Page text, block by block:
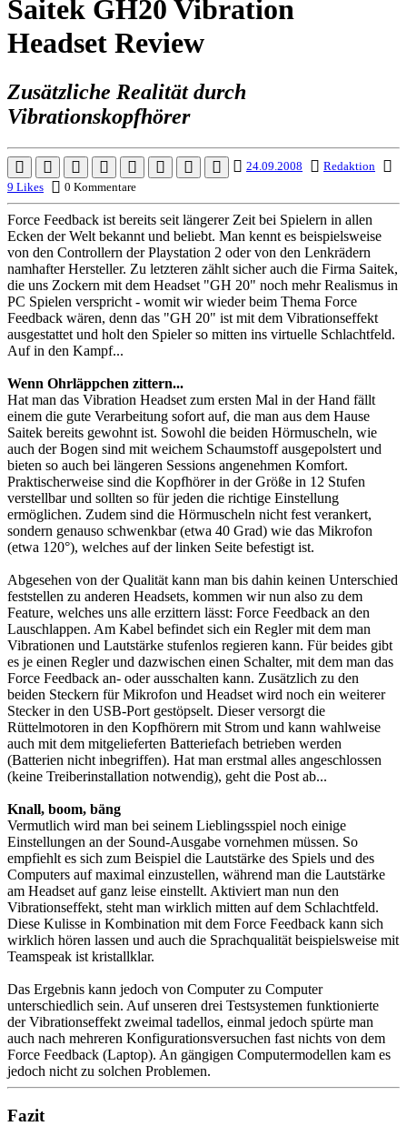
Saitek GH20 Vibration
Headset Review
Zusätzliche Realität durch
Vibrationskopfhörer
24.09.2008
Redaktion
9 Likes
0 Kommentare
Force Feedback ist bereits seit längerer Zeit bei Spielern in allen
Ecken der Welt bekannt und beliebt. Man kennt es beispielsweise
von den Controllern der Playstation 2 oder von den Lenkrädern
namhafter Hersteller. Zu letzteren zählt sicher auch die Firma Saitek,
die uns Zockern mit dem Headset "GH 20" noch mehr Realismus in
PC Spielen verspricht - womit wir wieder beim Thema Force
Feedback wären, denn das "GH 20" ist mit dem Vibrationseffekt
ausgestattet und holt den Spieler so mitten ins virtuelle Schlachtfeld.
Auf in den Kampf...
Wenn Ohrläppchen zittern...
Hat man das Vibration Headset zum ersten Mal in der Hand fällt
einem die gute Verarbeitung sofort auf, die man aus dem Hause
Saitek bereits gewohnt ist. Sowohl die beiden Hörmuscheln, wie
auch der Bogen sind mit weichem Schaumstoff ausgepolstert und
bieten so auch bei längeren Sessions angenehmen Komfort.
Praktischerweise sind die Kopfhörer in der Größe in 12 Stufen
verstellbar und sollten so für jeden die richtige Einstellung
ermöglichen. Zudem sind die Hörmuscheln nicht fest verankert,
sondern genauso schwenkbar (etwa 40 Grad) wie das Mikrofon
(etwa 120°), welches auf der linken Seite befestigt ist.
Abgesehen von der Qualität kann man bis dahin keinen Unterschied
feststellen zu anderen Headsets, kommen wir nun also zu dem
Feature, welches uns alle erzittern lässt: Force Feedback an den
Lauschlappen. Am Kabel befindet sich ein Regler mit dem man
Vibrationen und Lautstärke stufenlos regieren kann. Für beides gibt
es je einen Regler und dazwischen einen Schalter, mit dem man das
Force Feedback an- oder ausschalten kann. Zusätzlich zu den
beiden Steckern für Mikrofon und Headset wird noch ein weiterer
Stecker in den USB-Port gestöpselt. Dieser versorgt die
Rüttelmotoren in den Kopfhörern mit Strom und kann wahlweise
auch mit dem mitgelieferten Batteriefach betrieben werden
(Batterien nicht inbegriffen). Hat man erstmal alles angeschlossen
(keine Treiberinstallation notwendig), geht die Post ab...
Knall, boom, bäng
Vermutlich wird man bei seinem Lieblingsspiel noch einige
Einstellungen an der Sound-Ausgabe vornehmen müssen. So
empfiehlt es sich zum Beispiel die Lautstärke des Spiels und des
Computers auf maximal einzustellen, während man die Lautstärke
am Headset auf ganz leise einstellt. Aktiviert man nun den
Vibrationseffekt, steht man wirklich mitten auf dem Schlachtfeld.
Diese Kulisse in Kombination mit dem Force Feedback kann sich
wirklich hören lassen und auch die Sprachqualität beispielsweise mit
Teamspeak ist kristallklar.
Das Ergebnis kann jedoch von Computer zu Computer
unterschiedlich sein. Auf unseren drei Testsystemen funktionierte
der Vibrationseffekt zweimal tadellos, einmal jedoch spürte man
auch nach mehreren Konfigurationsversuchen fast nichts von dem
Force Feedback (Laptop). An gängigen Computermodellen kam es
jedoch nicht zu solchen Problemen.
Fazit